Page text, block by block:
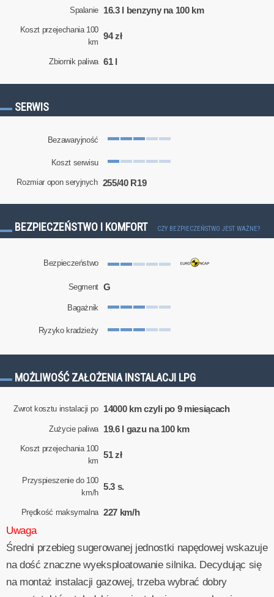
Spalanie 16.3 l benzyny na 100 km
Koszt przejechania 100
km
94 zł
Zbiornik paliwa 61 l
SERWIS
Bezawaryjność
Koszt serwisu
Rozmiar opon seryjnych 255/40 R19
BEZPIECZEŃSTWO I KOMFORT CZY BEZPIECZEŃSTWO JEST WAŻNE?
Bezpieczeństwo
Segment G
Bagażnik
Ryzyko kradzieży
MOŻLIWOŚĆ ZAŁOŻENIA INSTALACJI LPG
Zwrot kosztu instalacji po 14000 km czyli po 9 miesiącach
Zużycie paliwa 19.6 l gazu na 100 km
Koszt przejechania 100
km
51 zł
Przyspieszenie do 100
km/h
5.3 s.
Prędkość maksymalna 227 km/h
Uwaga
Średni przebieg sugerowanej jednostki napędowej wskazuje
na dość znaczne wyeksploatowanie silnika. Decydując się
na montaż instalacji gazowej, trzeba wybrać dobry